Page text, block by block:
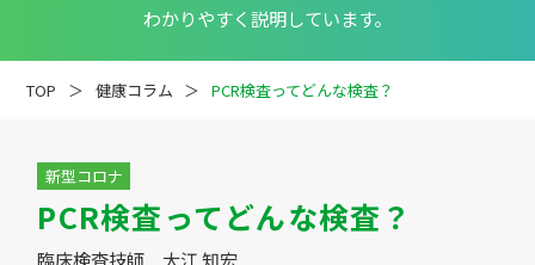
疾患解説 専門医ファイル
わかりやすく説明しています。
TOP 健康コラム PCR検査ってどんな検査？
新型コロナ
PCR検査ってどんな検査？
臨床検査技師 大江 知宏